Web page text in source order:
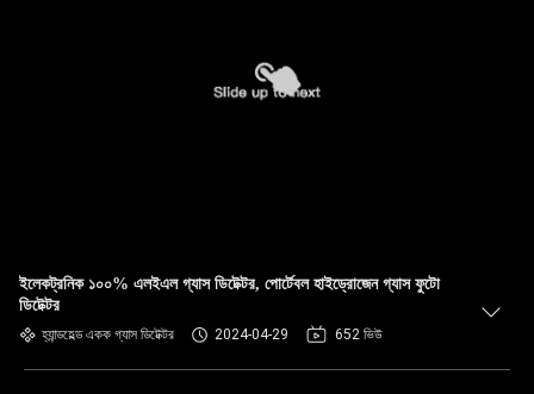
ইলেকট্রনিক ১০০% এলইএল গ্যাস ডিটেক্টর, পোর্টেবল হাইড্রোজেন গ্যাস ফুটো
ডিটেক্টর
হ্যান্ডহেল্ড একক গ্যাস ডিটেক্টর 2024-04-29 652 ভিউ